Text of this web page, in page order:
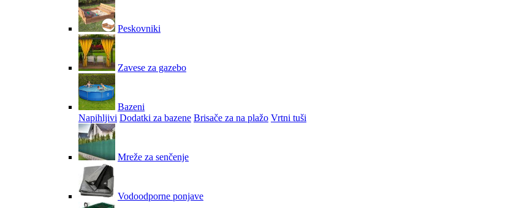
Peskovniki
Zavese za gazebo
Bazeni
Napihljivi Dodatki za bazene Brisače za na plažo Vrtni tuši
Mreže za senčenje
Vodoodporne ponjave